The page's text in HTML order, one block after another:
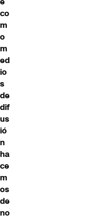
co
m
o
m
ed
io
s
de
dif
us
ió
n
ha
ce
m
os
de
no